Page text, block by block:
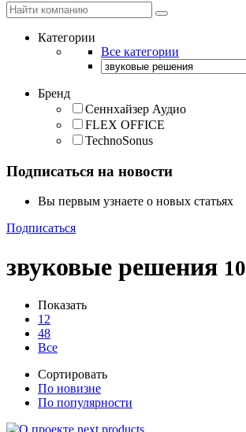
Категории
Все категории
Бренд
Сеннхайзер Аудио
FLEX OFFICE
TechnoSonus
Подписаться на новости
Вы первым узнаете о новых статьях
Подписаться
звуковые решения 10
Показать
12
48
Все
Сортировать
По новизне
По популярности